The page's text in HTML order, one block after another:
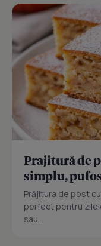
Prajitură de
simplu,
Prăjitura de post
perfect pentru
sau...